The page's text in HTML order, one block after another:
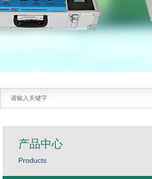
产品中心
Products